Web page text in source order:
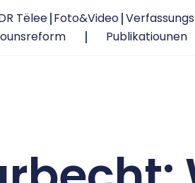
Tëlee Foto&Video
Publikatiounen